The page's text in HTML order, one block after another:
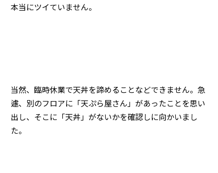
本当にツイていません。
当然、臨時休業で天丼を諦めることなどできません。急
遽、別のフロアに「天ぷら屋さん」があったことを思い
出し、そこに「天丼」がないかを確認しに向かいまし
た。